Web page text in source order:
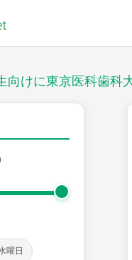
向けに東京医科歯科
曜日